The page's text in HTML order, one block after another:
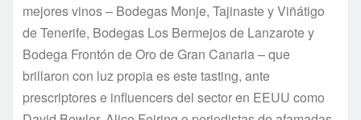
mejores vinos – Bodegas Monje, Tajinaste y Viñátigo
de Tenerife, Bodegas Los Bermejos de Lanzarote y
Bodega Frontón de Oro de Gran Canaria – que
brillaron con luz propia es este tasting, ante
prescriptores e influencers del sector en EEUU como